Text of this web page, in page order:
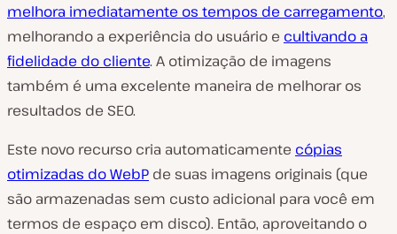
melhora imediatamente os tempos de carregamento,
melhorando a experiência do usuário e cultivando a
fidelidade do cliente. A otimização de imagens
também é uma excelente maneira de melhorar os
resultados de SEO.
Este novo recurso cria automaticamente cópias
otimizadas doWebP de suas imagens originais (que
são armazenadas sem custo adicional para você em
termos de espaço em disco). Então, aproveitando o